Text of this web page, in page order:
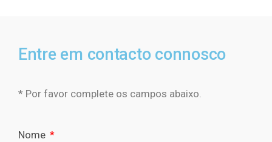
Entre em contacto connosco
* Por favor complete os campos abaixo.
Nome